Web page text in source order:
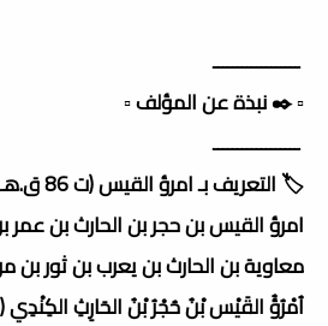
ــــــــــــــــــ
▫️ ✒️ نبذة عن المؤلف ▫️
ــــــــــــــــــ
🏷️ التعريف بـ امرؤ القيس (ت 86 ق.هـ):
امرؤ القيس بن حجر بن الحارث بن عمر
معاوية بن الحارث بن يعرب بن ثور بن